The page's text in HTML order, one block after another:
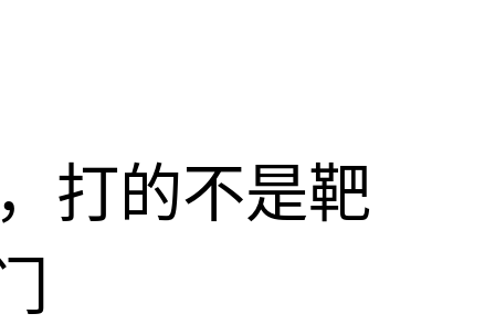
打的不是靶